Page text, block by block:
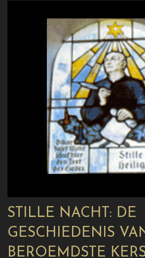
STILLE NACHT: DE
GESCHIEDENIS
BEROEMDSTE